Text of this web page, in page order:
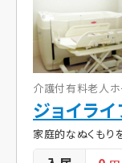
介護付有料老人ホ
ジョイラ
家庭的なぬくもり